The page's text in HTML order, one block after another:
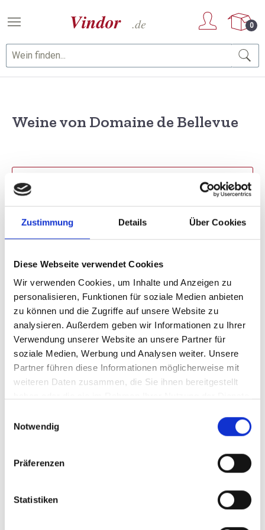
Zustimmung Details Über Cookies
Diese Webseite verwendet Cookies
Wir verwenden Cookies, um Inhalte und Anzeigen zu
personalisieren, Funktionen für soziale Medien anbieten
zu können und die Zugriffe auf unsere Website zu
analysieren. Außerdem geben wir Informationen zu Ihrer
Verwendung unserer Website an unsere Partner für
soziale Medien, Werbung und Analysen weiter. Unsere
Partner führen diese Informationen möglicherweise mit
weiteren Daten zusammen, die Sie ihnen bereitgestellt
Notwendig
Präferenzen
Statistiken
Zum Hauptinhalt springen
0
Weine von Domaine de Bellevue
1 Artikel gefunden
Sortierung
2021
Raphael Midoir,
Sancerre, AC Loire
(38,07 € / 1 Liter)
28,55 €